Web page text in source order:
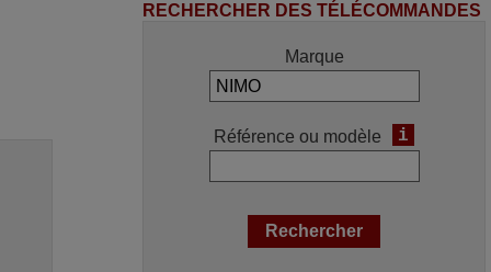
RECHERCHER DES TÉLÉCOMMANDES
Marque
Référence ou modèle i